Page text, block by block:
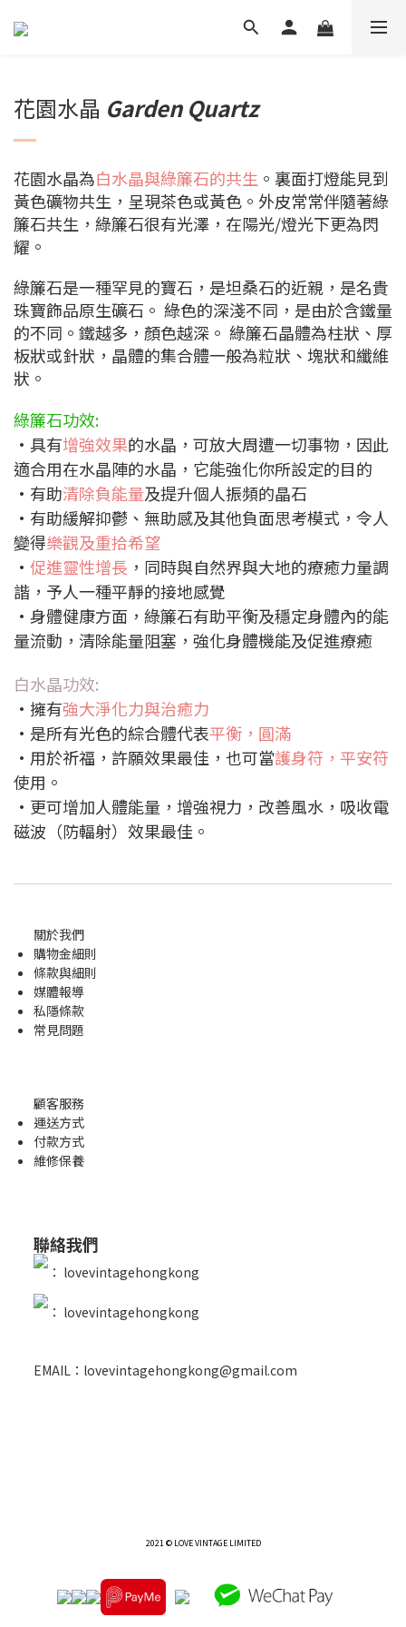
花園水晶 Garden Quartz
花園水晶為白水晶與綠簾石的共生 。裏面打燈能見到
黃色礦物共生，呈現茶色或黃色。外皮常常伴隨著綠
簾石共生，綠簾石很有光澤，在陽光/燈光下更為閃
耀。
綠簾石是一種罕見的寶石，是坦桑石的近親，是名貴
珠寶飾品原生礦石。 綠色的深淺不同，是由於含鐵量
的不同。鐵越多，顏色越深。 綠簾石晶體為柱狀、厚
板狀或針狀，晶體的集合體一般為粒狀、塊狀和纖維
狀。
綠簾石功效:
•具有增強效果的水晶，可放大周遭一切事物，因此
適合用在水晶陣的水晶，它能強化你所設定的目的
•有助清除負能量及提升個人振頻的晶石
•有助緩解抑鬱、無助感及其他負面思考模式，令人
變得樂觀及重拾希望
• 促進靈性增長 ，同時與自然界與大地的療癒力量調
諧，予人一種平靜的接地感覺
•身體健康方面，綠簾石有助平衡及穩定身體內的能
量流動，清除能量阻塞，強化身體機能及促進療癒
白水晶功效:
•擁有強大淨化力與治癒力
•是所有光色的綜合體代表平衡，圓滿
•用於祈福，許願效果最佳，也可當護身符，平安符
使用。
•更可增加人體能量，增強視力，改善風水，吸收電
磁波（防輻射）效果最佳。
關於我們
購物金細則
條款與細則
媒體報導
私隱條款
常見問題
顧客服務
運送方式
付款方式
維修保養
聯絡我們
： lovevintagehongkong
： lovevintagehongkong
EMAIL：lovevintagehongkong@gmail.com
2021 © LOVE VINTAGE LIMITED